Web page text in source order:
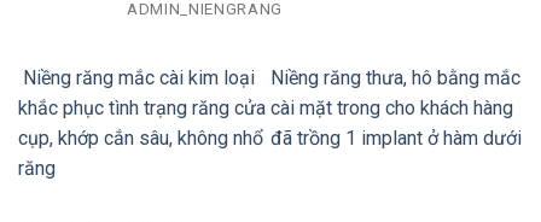
ADMIN_NIENGRANG
Niềng răng mắc cài kim loại
khắc phục tình trạng răng cửa
cụp, khớp cắn sâu, không nhổ
răng
Niềng răng thưa, hô bằng mắc
cài mặt trong cho khách hàng
đã trồng 1 implant ở hàm dưới